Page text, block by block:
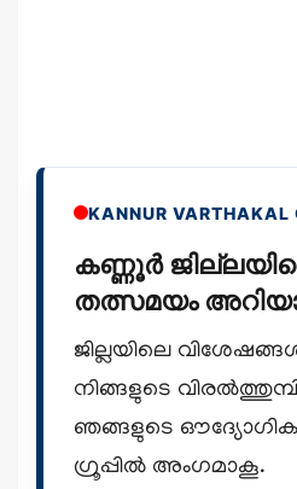
KANNUR VARTHAKAL
കണ്ണൂർ
തത്സമയം
ജില്ലയിലെ
നിങ്ങളുടെ
ഞങ്ങളുടെ ഔദ്യോഗിക
ഗ്രൂപ്പിൽ അംഗമാകൂ.